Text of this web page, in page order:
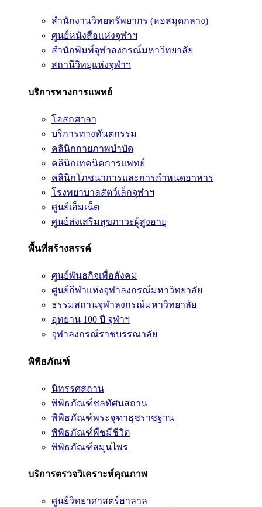
สำนักงานวิทยทรัพยากร (หอสมุดกลาง)
ศูนย์หนังสือแห่งจุฬาฯ
สำนักพิมพ์จุฬาลงกรณ์มหาวิทยาลัย
สถานีวิทยุแห่งจุฬาฯ
บริการทางการแพทย์
โอสถศาลา
บริการทางทันตกรรม
คลินิกกายภาพบำบัด
คลินิกเทคนิคการแพทย์
คลินิกโภชนาการและการกำหนดอาหาร
โรงพยาบาลสัตว์เล็กจุฬาฯ
ศูนย์เอ็มเน็ต
ศูนย์ส่งเสริมสุขภาวะผู้สูงอายุ
พื้นที่สร้างสรรค์
ศูนย์พันธกิจเพื่อสังคม
ศูนย์กีฬาแห่งจุฬาลงกรณ์มหาวิทยาลัย
ธรรมสถานจุฬาลงกรณ์มหาวิทยาลัย
อุทยาน 100 ปี จุฬาฯ
จุฬาลงกรณ์ราชบรรณาลัย
พิพิธภัณฑ์
นิทรรศสถาน
พิพิธภัณฑ์ชลทัศนสถาน
พิพิธภัณฑ์พระจุฑาธุชราชฐาน
พิพิธภัณฑ์พืชมีชีวิต
พิพิธภัณฑ์สมุนไพร
บริการตรวจวิเคราะห์คุณภาพ
ศูนย์วิทยาศาสตร์ฮาลาล